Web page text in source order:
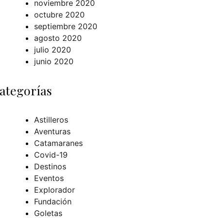
noviembre 2020
octubre 2020
septiembre 2020
agosto 2020
julio 2020
junio 2020
Astilleros
Aventuras
Catamaranes
Covid-19
Destinos
Eventos
Explorador
Fundación
Goletas